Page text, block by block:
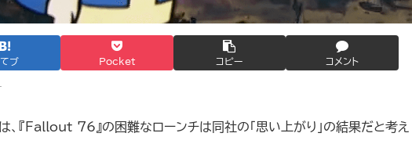
ブ Pocket コピー コメント
、『Fallout 76』の困難なローンチは同社の「思い上がり」の結果だと考え